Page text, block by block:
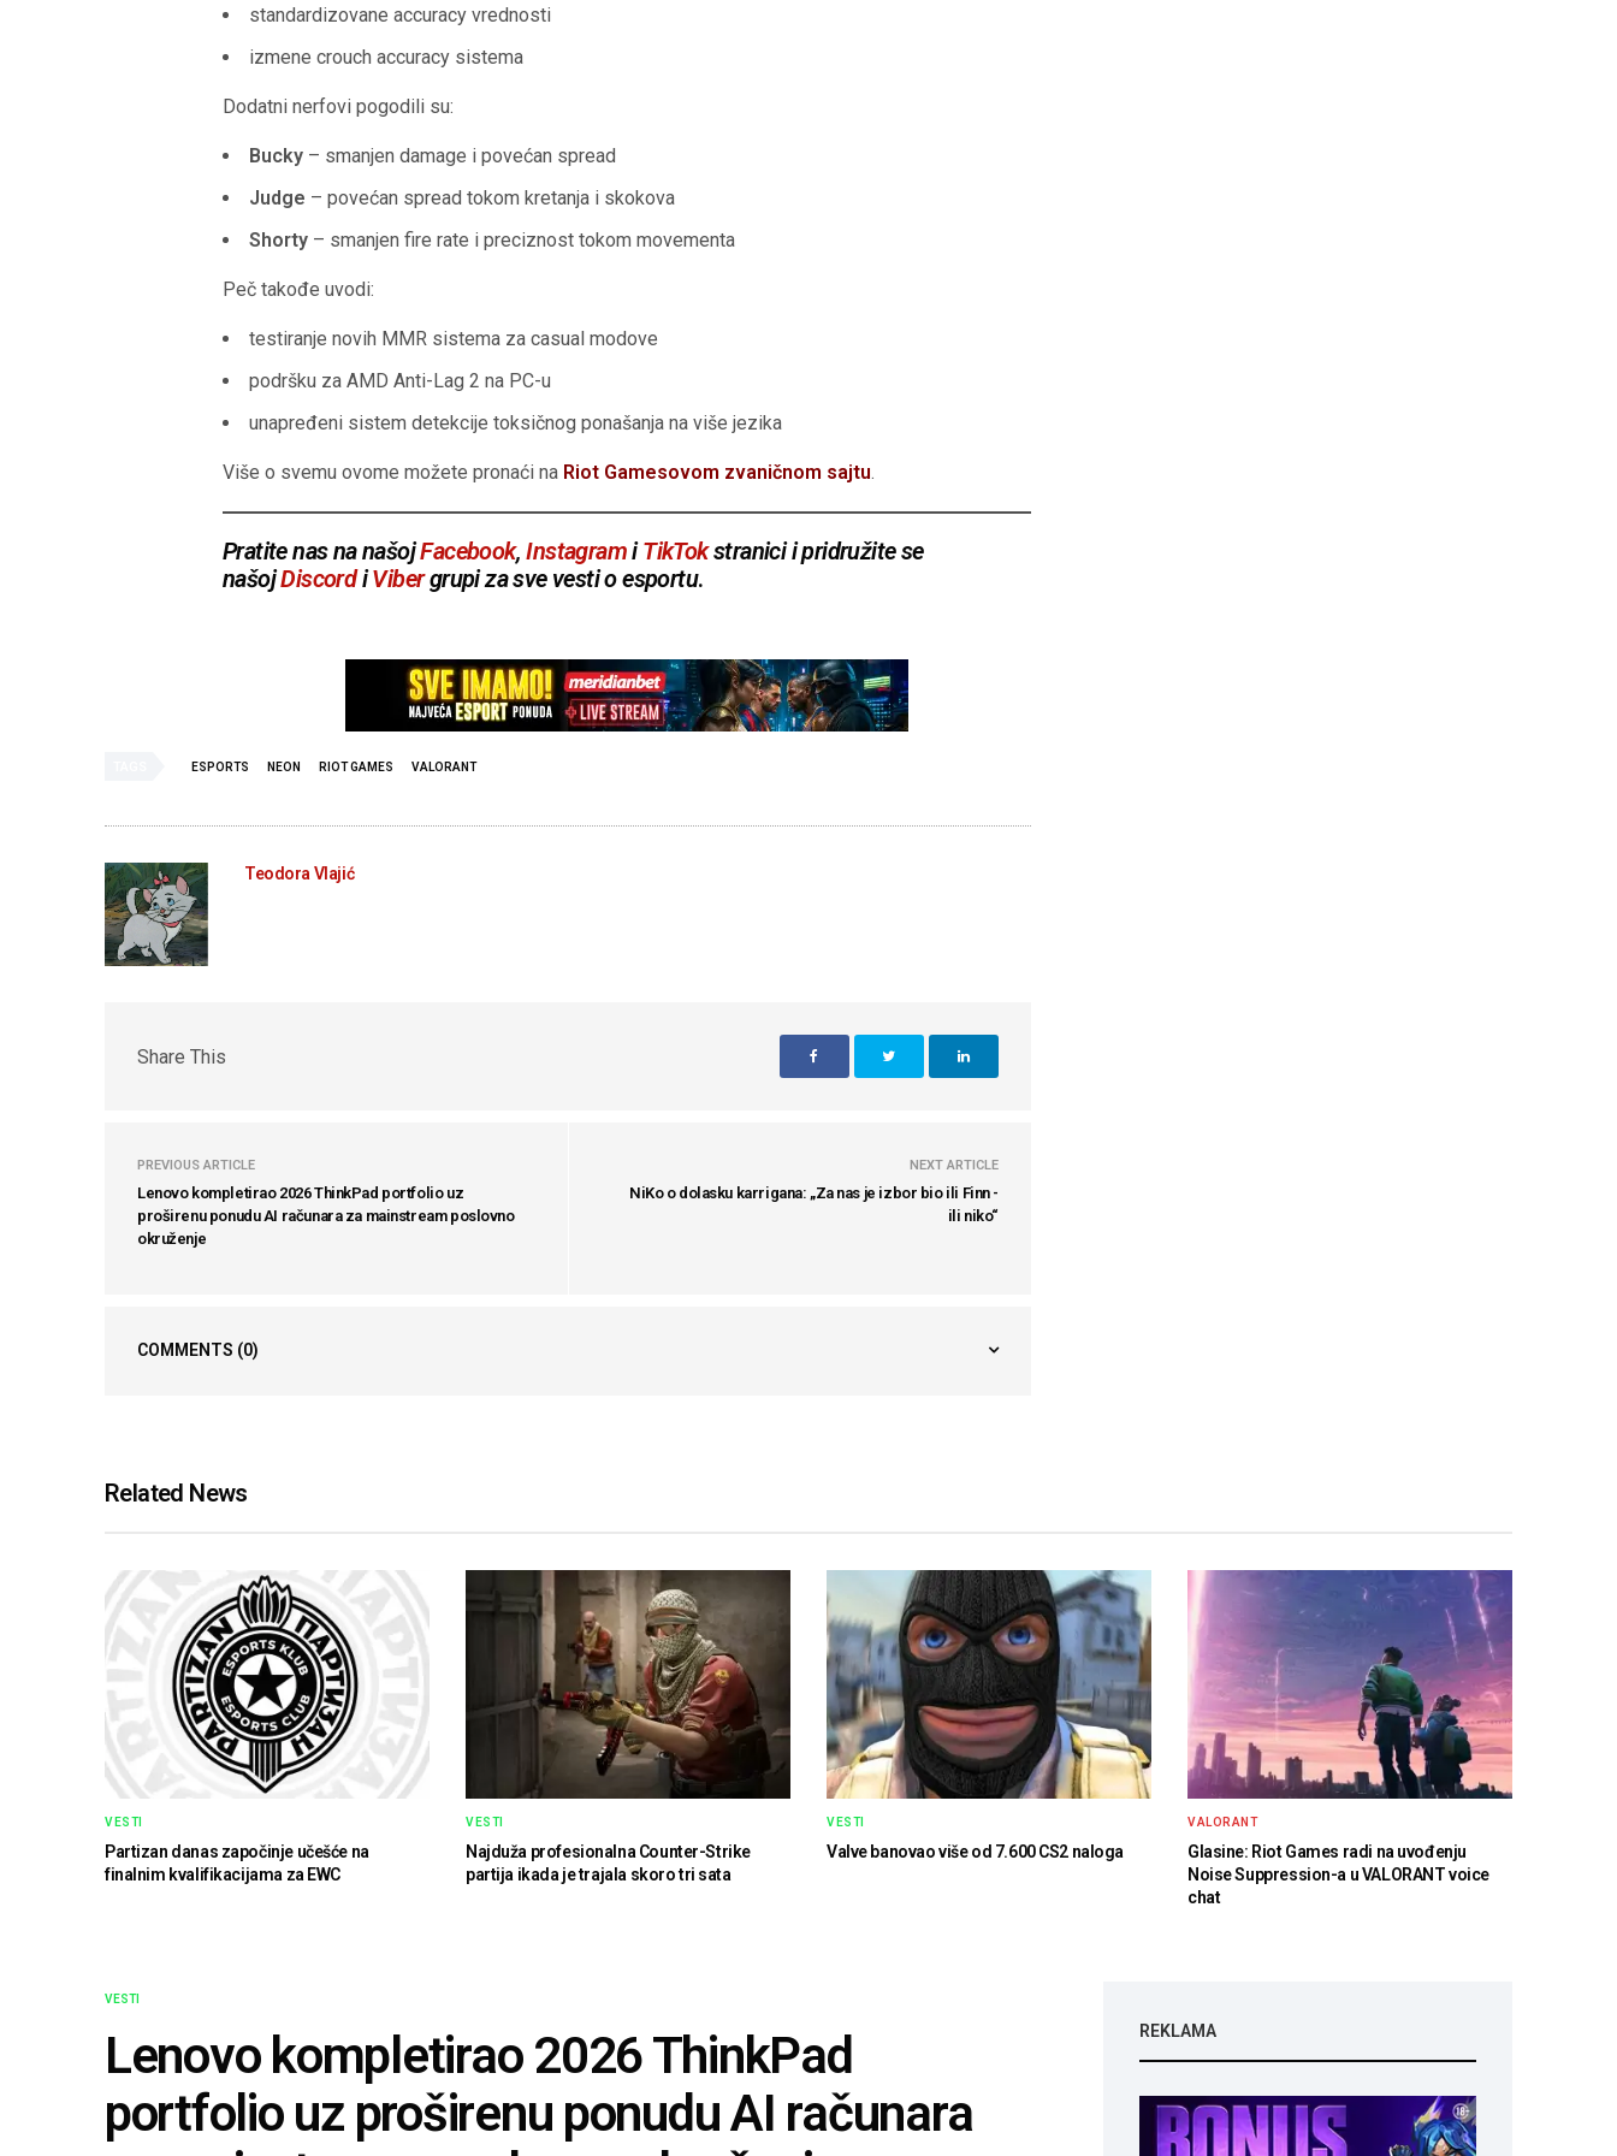
standardizovane accuracy vrednosti
izmene crouch accuracy sistema
Dodatni nerfovi pogodili su:
Bucky – smanjen damage i povećan spread
Judge – povećan spread tokom kretanja i skokova
Shorty – smanjen fire rate i preciznost tokom movementa
Peč takođe uvodi:
testiranje novih MMR sistema za casual modove
podršku za AMD Anti-Lag 2 na PC-u
unapređeni sistem detekcije toksičnog ponašanja na više jezika
Više o svemu ovome možete pronaći na Riot Gamesovom zvaničnom sajtu.
Pratite nas na našojFacebook,InstagramiTikTokstranici i pridružite se
našojDiscordiVibergrupi za sve vesti o esportu.
ESPORTS NEON RIOT GAMES VALORANT
Teodora Vlajić
Share This
PREVIOUS ARTICLE
Lenovo kompletirao 2026 ThinkPad portfolio uz
proširenu ponudu AI računara za mainstream poslovno
okruženje
NEXT ARTICLE
NiKo o dolasku karrigana: „Za nas je izbor bio ili Finn -
ili niko“
COMMENTS (0)
Related News
VESTI
Partizan danas započinje učešće na
finalnim kvalifikacijama za EWC
VESTI
Najduža profesionalna Counter-Strike
partija ikada je trajala skoro tri sata
VESTI
Valve banovao više od 7.600 CS2 naloga
VALORANT
Glasine: Riot Games radi na uvođenju
Noise Suppression-a u VALORANT voice
chat
VESTI
Lenovo kompletirao 2026 ThinkPad
portfolio uz proširenu ponudu AI računara
REKLAMA